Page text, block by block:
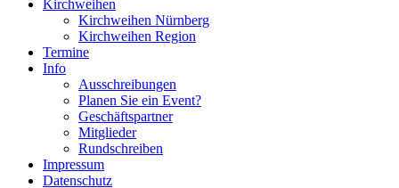
Kirchweihen
Kirchweihen Nürnberg
Kirchweihen Region
Termine
Info
Ausschreibungen
Planen Sie ein Event?
Geschäftspartner
Mitglieder
Rundschreiben
Impressum
Datenschutz